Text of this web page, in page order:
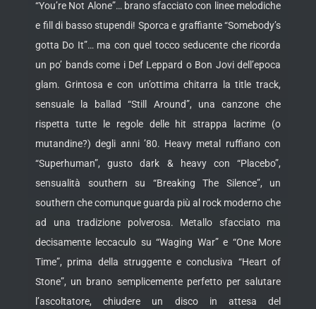
“You’re Not Alone”… brano sfacciato con linee melodiche
e fill di basso stupendi! Sporca e graffiante “Somebody’s
gotta Do It”… ma con quel tocco seducente che ricorda
un po’ bands come i Def Leppard o Bon Jovi dell’epoca
glam. Grintosa e con un’ottima chitarra la title track,
sensuale la ballad “Still Around”, una canzone che
rispetta tutte le regole delle hit strappa lacrime (o
mutandine?) degli anni ’80. Heavy metal ruffiano con
“Superhuman”, gusto dark & heavy con “Placebo”,
sensualità southern su “Breaking The Silence”, un
southern che comunque guarda più al rock moderno che
ad una tradizione polverosa. Metallo sfacciato ma
decisamente leccaculo su “Waging War” e “One More
Time”, prima della struggente e conclusiva “Heart of
Stone”, un brano semplicemente perfetto per salutare
l’ascoltatore, chiudere un disco in attesa del